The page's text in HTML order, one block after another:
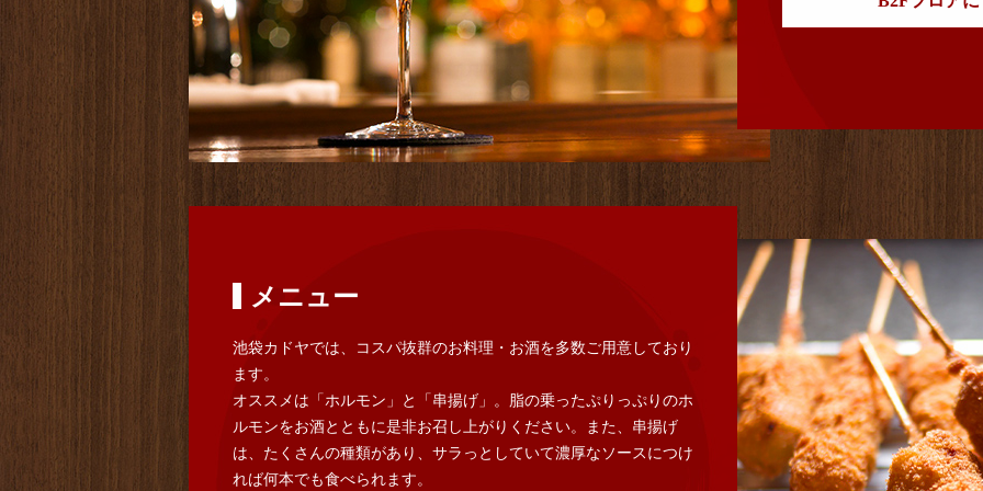
メニュー
池袋カドヤでは、コスパ抜群のお料理・お酒を多数ご用意しており
ます。
オススメは「ホルモン」と「串揚げ」。脂の乗ったぷりっぷりのホ
ルモンをお酒とともに是非お召し上がりください。また、串揚げ
は、たくさんの種類があり、サラっとしていて濃厚なソースにつけ
れば何本でも食べられます。